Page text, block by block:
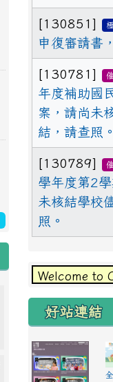
[130851]
申復審請書
[130781]
年度補助國
案，請尚未
結，請查照。
[130789]
學年度第2
未核結學校
照。
Welcome to
好站連結